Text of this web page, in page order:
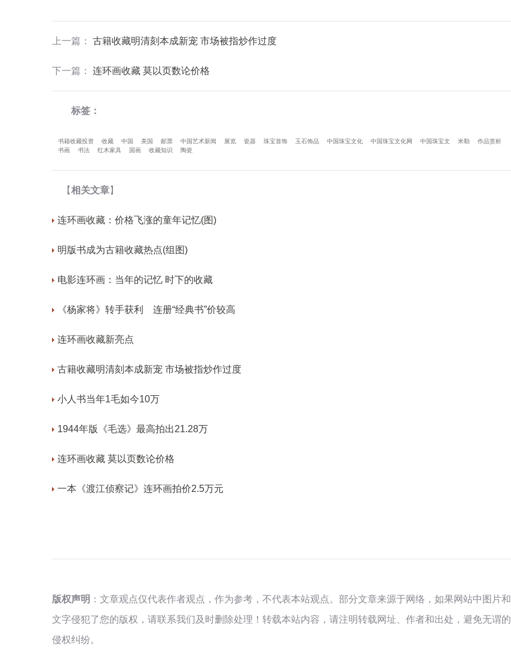
上一篇 ： 古籍收藏明清刻本成新宠 市场被指炒作过度
下一篇 ： 连环画收藏 莫以页数论价格
标签：
书籍收藏投资 收藏 中国 美国 邮票 中国艺术新闻 展览 瓷器 珠宝首饰 玉石饰品 中国珠宝文化 中国珠宝文化网 中国珠宝文 米勒
作品赏析
书画
书法 红木家具 国画 收藏知识 陶瓷
【相关文章】
连环画收藏：价格飞涨的童年记忆(图)
明版书成为古籍收藏热点(组图)
电影连环画：当年的记忆 时下的收藏
《杨家将》转手获利 连册“经典书”价较高
连环画收藏新亮点
古籍收藏明清刻本成新宠 市场被指炒作过度
小人书当年1毛如今10万
1944年版《毛选》最高拍出21.28万
连环画收藏 莫以页数论价格
一本《渡江侦察记》连环画拍价2.5万元
版权声明 ：文章观点仅代表作者观点，作为参考，不代表本站观点。部分文章来源于网络，如果网站中图片和
文字侵犯了您的版权，请联系我们及时删除处理！转载本站内容，请注明转载网址、作者和出处，避免无谓的
侵权纠纷。